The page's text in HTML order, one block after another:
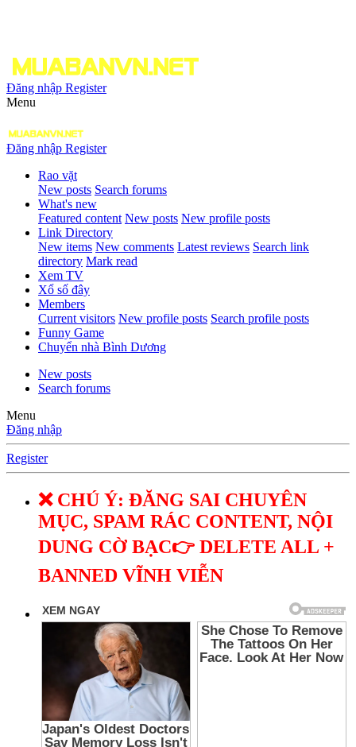
Đăng nhập Register
Menu
Đăng nhập Register
Rao vặt
New posts Search forums
What's new
Featured content New posts New profile posts
Link Directory
New items New comments Latest reviews Search link
directory Mark read
Xem TV
Xổ số đây
Members
Current visitors New profile posts Search profile posts
Funny Game
Chuyển nhà Bình Dương
New posts
Search forums
Menu
Đăng nhập
Register
❌ CHÚ Ý: ĐĂNG SAI CHUYÊN
MỤC, SPAM RÁC CONTENT, NỘI
DUNG CỜ BẠC👉 DELETE ALL +
BANNED VĨNH VIỄN